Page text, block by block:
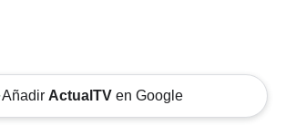
Añadir ActualTVen Google